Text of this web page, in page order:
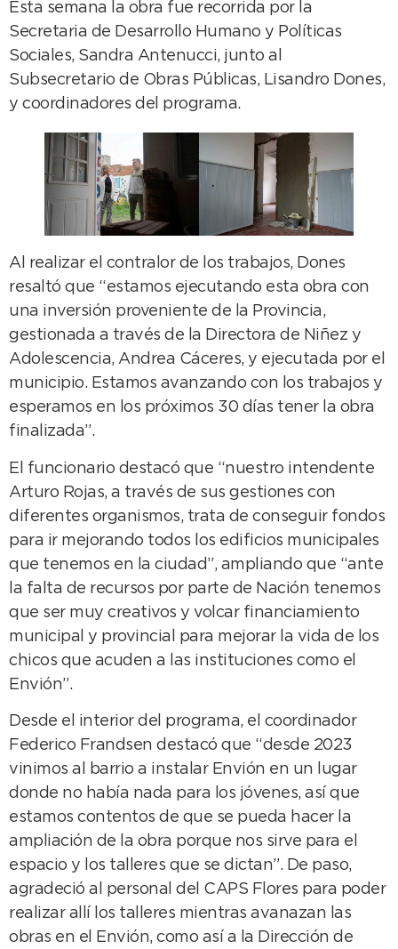
Esta semana la obra fue recorrida por la
Secretaria de Desarrollo Humano y Políticas
Sociales, Sandra Antenucci, junto al
Subsecretario de Obras Públicas, Lisandro Dones,
y coordinadores del programa.
Al realizar el contralor de los trabajos, Dones
resaltó que “estamos ejecutando esta obra con
una inversión proveniente de la Provincia,
gestionada a través de la Directora de Niñez y
Adolescencia, Andrea Cáceres, y ejecutada por el
municipio. Estamos avanzando con los trabajos y
esperamos en los próximos 30 días tener la obra
finalizada”.
El funcionario destacó que “nuestro intendente
Arturo Rojas, a través de sus gestiones con
diferentes organismos, trata de conseguir fondos
para ir mejorando todos los edificios municipales
que tenemos en la ciudad”, ampliando que “ante
la falta de recursos por parte de Nación tenemos
que ser muy creativos y volcar financiamiento
municipal y provincial para mejorar la vida de los
chicos que acuden a las instituciones como el
Envión”.
Desde el interior del programa, el coordinador
Federico Frandsen destacó que “desde 2023
vinimos al barrio a instalar Envión en un lugar
donde no había nada para los jóvenes, así que
estamos contentos de que se pueda hacer la
ampliación de la obra porque nos sirve para el
espacio y los talleres que se dictan”. De paso,
agradeció al personal del CAPS Flores para poder
realizar allí los talleres mientras avanazan las
obras en el Envión, como así a la Dirección de